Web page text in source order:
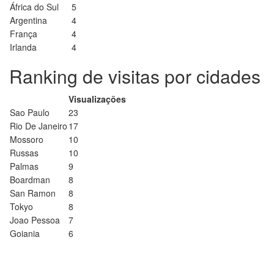
África do Sul
5
Argentina
4
França
4
Irlanda
4
Ranking de visitas por cidades
Visualizações
Sao Paulo
23
Rio De Janeiro 17
Mossoro
10
Russas
10
Palmas
9
Boardman
8
San Ramon
8
Tokyo
8
Joao Pessoa
7
Goiania
6